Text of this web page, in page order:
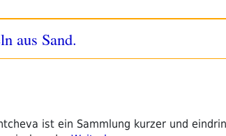
aus Sand.
ist ein Sammlung kurzer und